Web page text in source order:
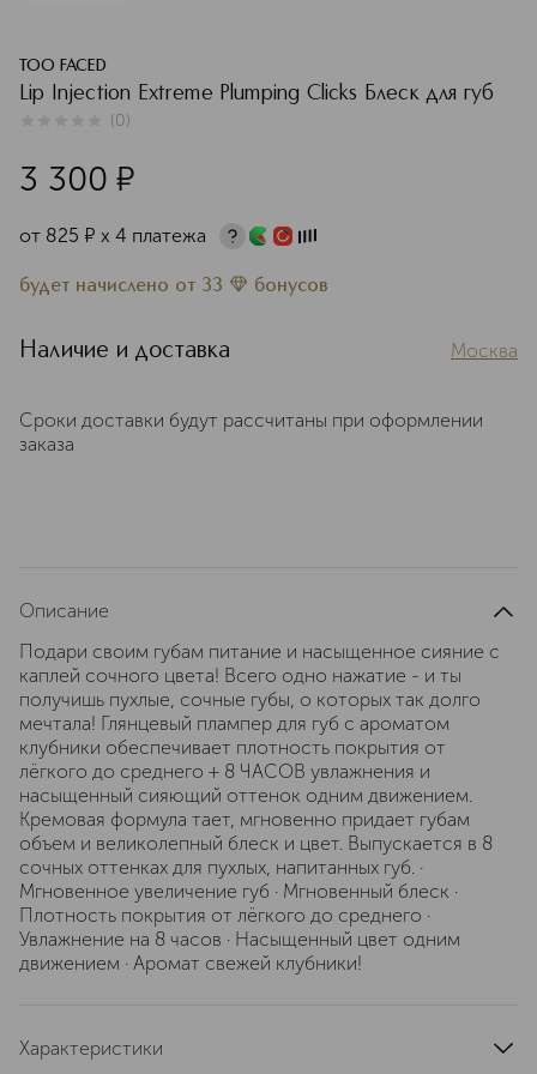
TOO FACED
Lip Injection Extreme Plumping Clicks Блеск для губ
(0)
3 300 ¤
от 825 ¤ х 4 платежа
будет начислено от 33 бонусов
Наличие и доставка Москва
Сроки доставки будут рассчитаны при оформлении
заказа
Описание
Подари своим губам питание и насыщенное сияние с
каплей сочного цвета! Всего одно нажатие - и ты
получишь пухлые, сочные губы, о которых так долго
мечтала! Глянцевый плампер для губ с ароматом
клубники обеспечивает плотность покрытия от
лёгкого до среднего + 8 ЧАСОВ увлажнения и
насыщенный сияющий оттенок одним движением.
Кремовая формула тает, мгновенно придает губам
объем и великолепный блеск и цвет. Выпускается в 8
сочных оттенках для пухлых, напитанных губ. ·
Мгновенное увеличение губ · Мгновенный блеск ·
Плотность покрытия от лёгкого до среднего ·
Увлажнение на 8 часов · Насыщенный цвет одним
движением · Аромат свежей клубники!
Характеристики